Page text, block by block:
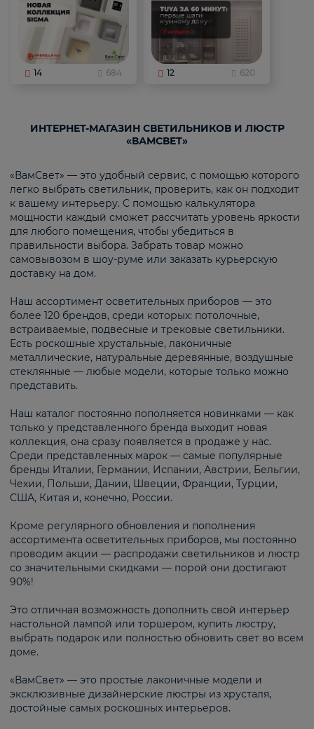
14 684 12 620
ИНТЕРНЕТ-МАГАЗИН СВЕТИЛЬНИКОВ И ЛЮСТР
«ВАМСВЕТ»
«ВамСвет» — это удобный сервис, с помощью которого
легко выбрать светильник, проверить, как он подходит
к вашему интерьеру. С помощью калькулятора
мощности каждый сможет рассчитать уровень яркости
для любого помещения, чтобы убедиться в
правильности выбора. Забрать товар можно
самовывозом в шоу-руме или заказать курьерскую
доставку на дом.
Наш ассортимент осветительных приборов — это
более 120 брендов, среди которых: потолочные,
встраиваемые, подвесные и трековые светильники.
Есть роскошные хрустальные, лаконичные
металлические, натуральные деревянные, воздушные
стеклянные — любые модели, которые только можно
представить.
Наш каталог постоянно пополняется новинками — как
только у представленного бренда выходит новая
коллекция, она сразу появляется в продаже у нас.
Среди представленных марок — самые популярные
бренды Италии, Германии, Испании, Австрии, Бельгии,
Чехии, Польши, Дании, Швеции, Франции, Турции,
США, Китая и, конечно, России.
Кроме регулярного обновления и пополнения
ассортимента осветительных приборов, мы постоянно
проводим акции — распродажи светильников и люстр
со значительными скидками — порой они достигают
90%!
Это отличная возможность дополнить свой интерьер
настольной лампой или торшером, купить люстру,
выбрать подарок или полностью обновить свет во всем
доме.
«ВамСвет» — это простые лаконичные модели и
эксклюзивные дизайнерские люстры из хрусталя,
достойные самых роскошных интерьеров.